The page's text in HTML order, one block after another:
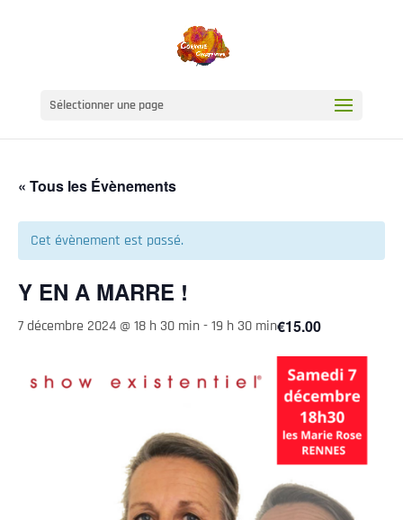
Sélectionner une page
« Tous les Évènements
Cet évènement est passé.
Y EN A MARRE !
7 décembre 2024 @ 18 h 30 min-19 h 30 min€15.00